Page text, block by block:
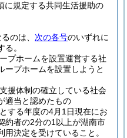
に規定する共同生活援助の
のは、 次の各号のいずれに
。
プホームを設置運営する社
ープホームを設置しようと
援体制の確立している社会
適当と認めたもの
する年度の4月1日現在にお
約者の2分の1以上が湖南市
決定を受けていること。